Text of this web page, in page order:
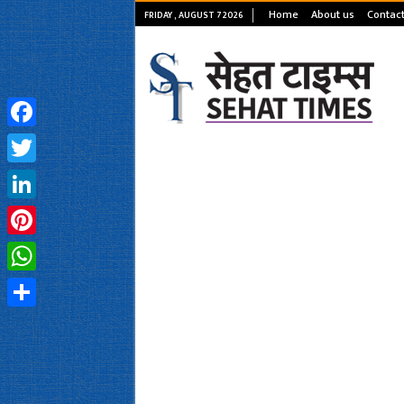
FRIDAY , AUGUST 7 2026 Home About us
Facebook
Twitter
LinkedIn
Pinterest
WhatsApp
Share